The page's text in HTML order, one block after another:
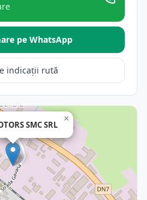
pe WhatsApp
indicații rută
SMC SRL
×